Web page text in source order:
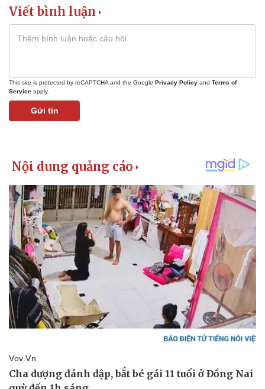
Viết bình luận
This site is protected by reCAPTCHA and the Google Privacy Policy and Terms of
Service apply.
Gửi tin